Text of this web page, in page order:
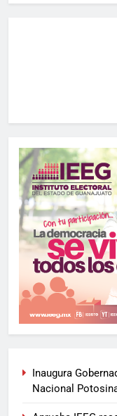
Inaugura
Nacional